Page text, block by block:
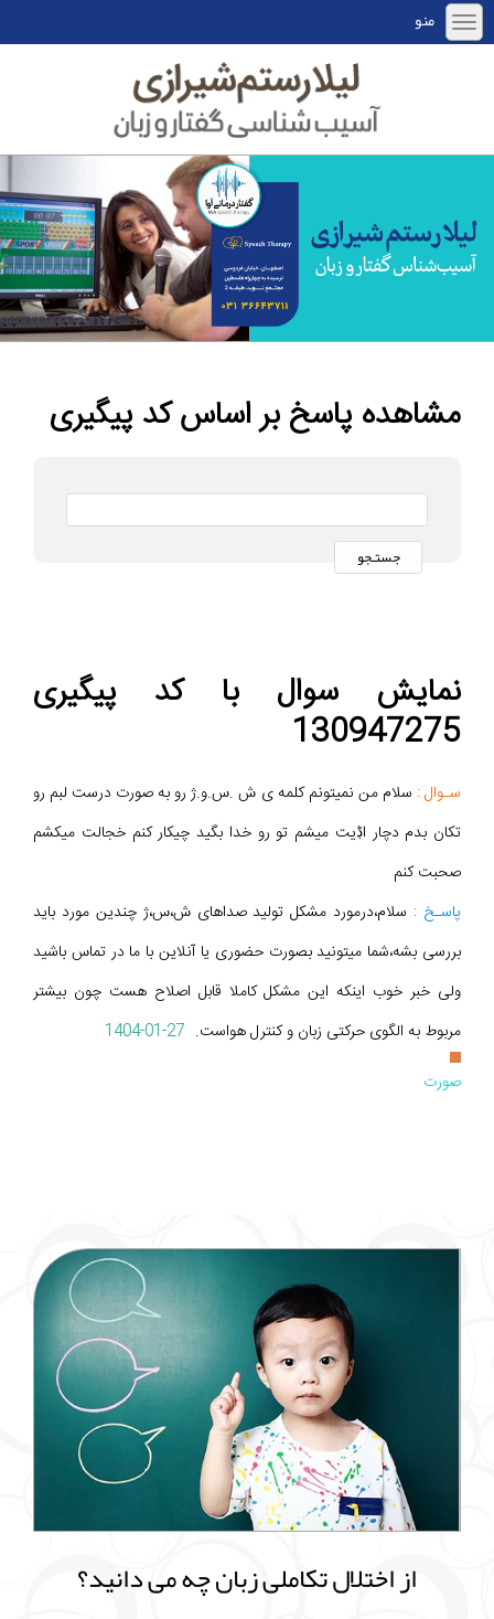
منو
مشاهده پاسخ بر اساس کد پیگیری
نمایش سوال با کد پیگیری
130947275
سـوال : سلام من نمیتونم کلمه ی ش .س.و.ژ رو به صورت درست لبم رو
تکان بدم دچار اڋیت میشم تو رو خدا بگید چیکار کنم خجالت میکشم
صحبت کنم
پاسـخ : سلام،درمورد مشکل تولید صداهای ش،س،ژ چندین مورد باید
بررسی بشه،شما میتونید بصورت حضوری یا آنلاین با ما در تماس باشید
ولی خبر خوب اینکه این مشکل کاملا قابل اصلاح هست چون بیشتر
مربوط به الگوی حرکتی زبان و کنترل هواست. 1404-01-27
صورت
از اختلال تکاملی زبان چه می دانید؟